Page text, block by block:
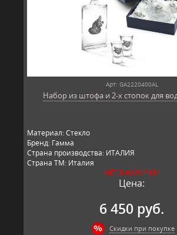
Арт: GA2220400AL
Набор из штофа и 2-х стопок для
Материал: Стекло
Бренд: Гамма
Страна производства: ИТАЛИЯ
Страна ТМ: Италия
НЕТ В НАЛИЧИИ
Цена:
6 450 руб.
Скидки при покупке